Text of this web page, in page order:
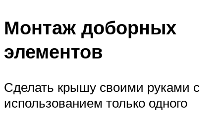
Монтаж доборных
элементов
Сделать крышу своими руками с
использованием только одного